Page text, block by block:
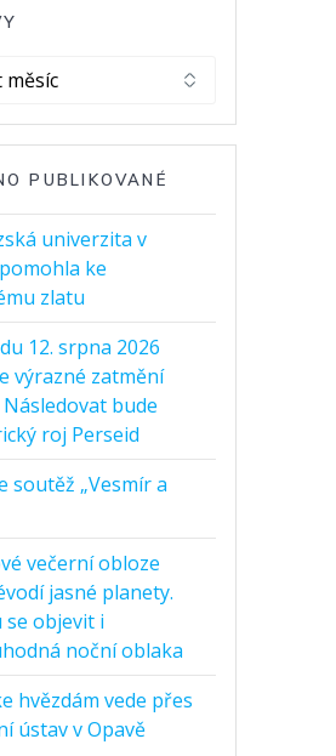
PUBLIKOVANÉ
univerzita v
ke
zlatu
12. srpna 2026
výrazné zatmění
Následovat bude
roj Perseid
soutěž „Vesmír a
večerní obloze
jasné planety.
objevit i
noční oblaka
hvězdám vede přes
ústav v Opavě